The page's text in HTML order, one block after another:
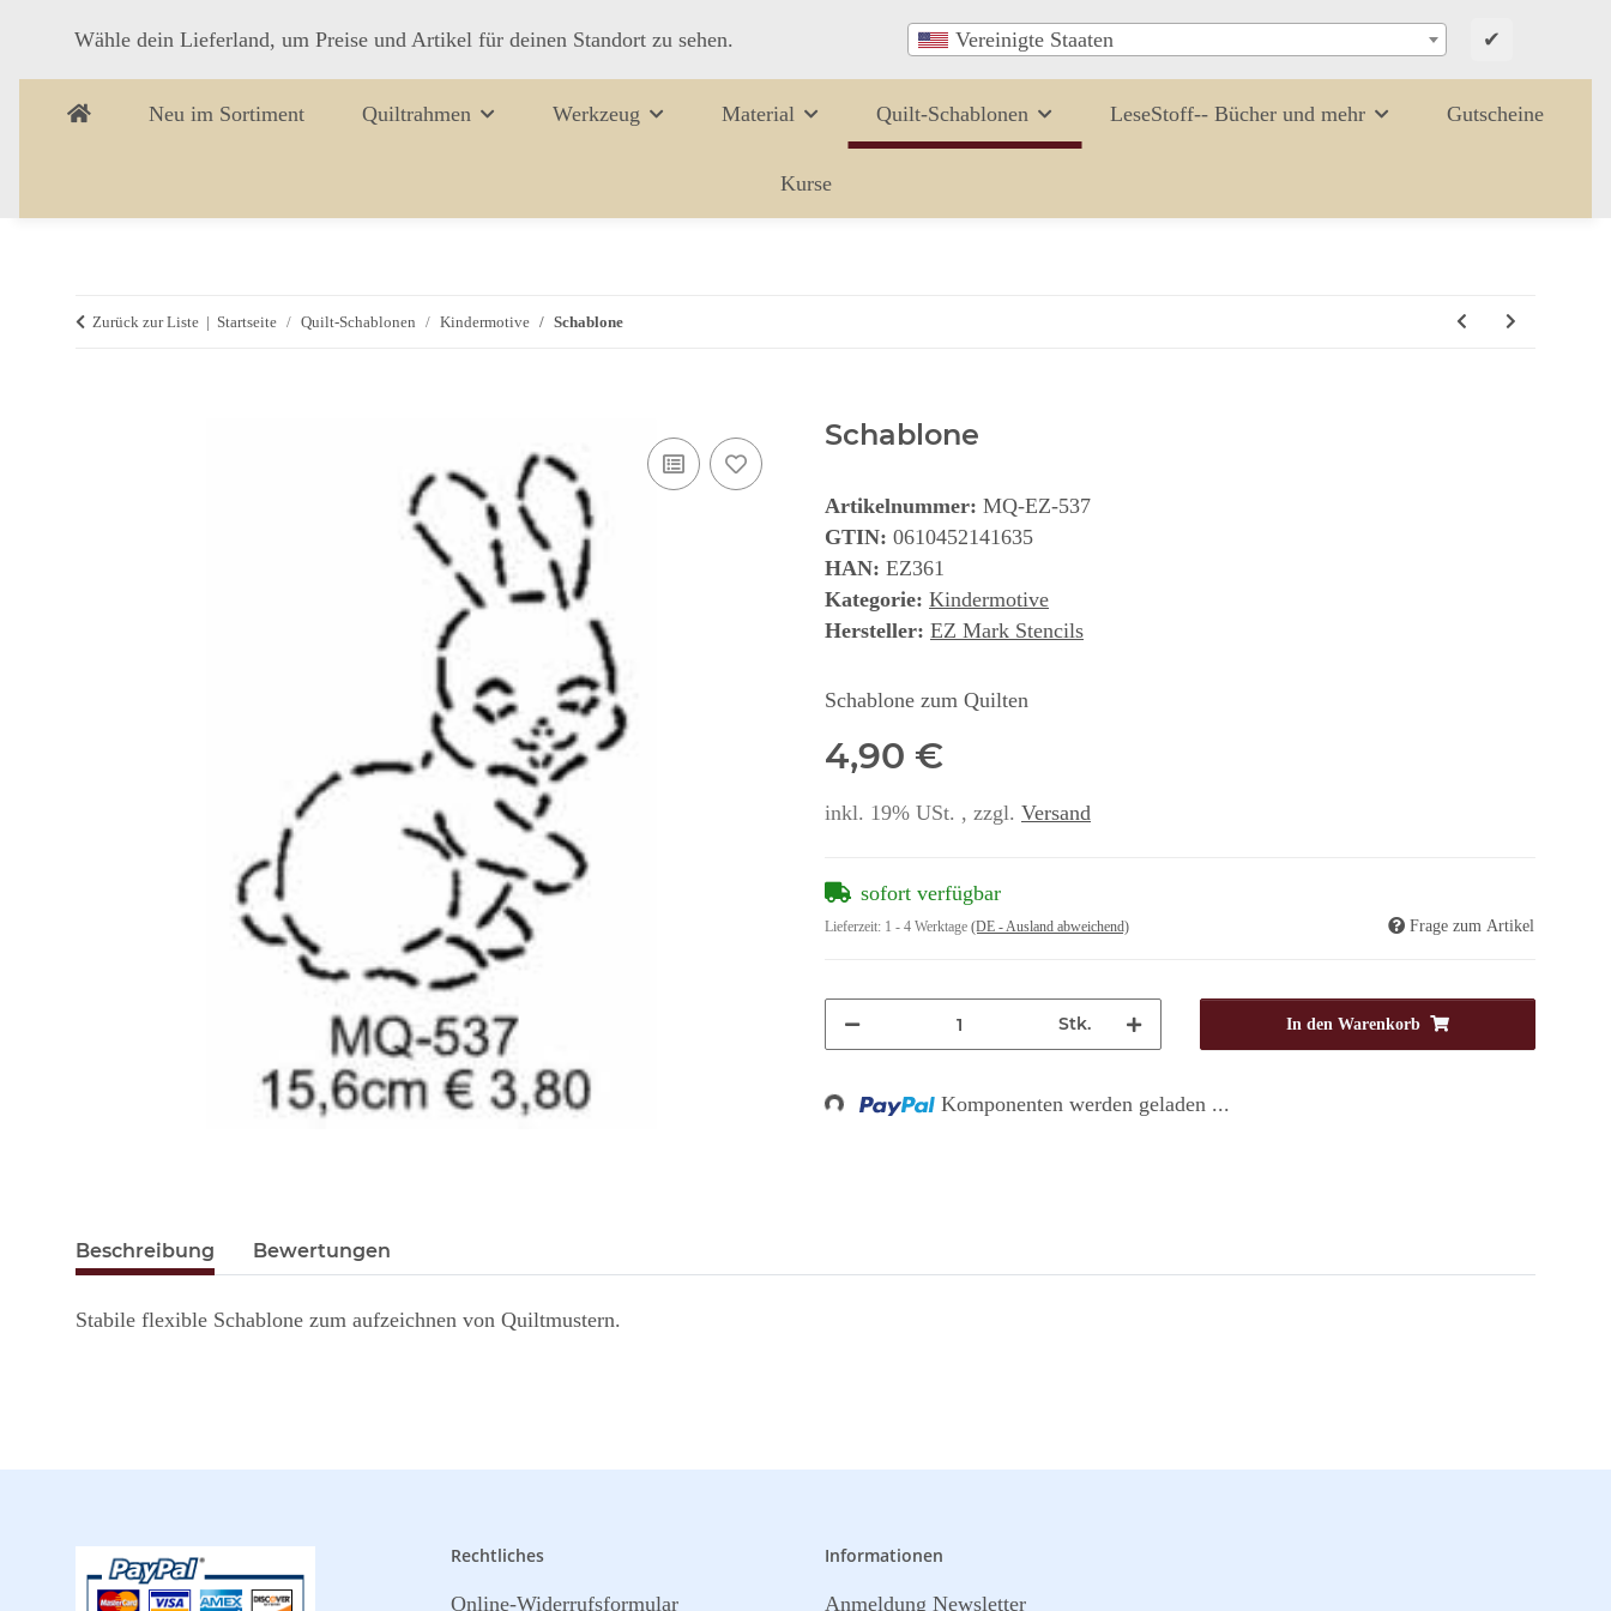
Wähle dein Lieferland, um Preise und Artikel für deinen Standort zu sehen. Vereinigte Staaten ✔
Neu im Sortiment Quiltrahmen Werkzeug Material Quilt-Schablonen LeseStoff-- Bücher und mehr Gutscheine
Kurse
Zurück zur Liste Startseite Quilt-Schablonen Kindermotive Schablone
Schablone
Artikelnummer: MQ-EZ-537
GTIN: 0610452141635
HAN: EZ361
Kategorie: Kindermotive
Hersteller: EZ Mark Stencils
Schablone zum Quilten
4,90 €
inkl. 19% USt. , zzgl. Versand
sofort verfügbar
Lieferzeit: 1 - 4 Werktage (DE - Ausland abweichend) Frage zum Artikel
Stk. In den Warenkorb
Loading... Komponenten werden geladen ...
Beschreibung Bewertungen
Stabile flexible Schablone zum aufzeichnen von Quiltmustern.
Rechtliches
Online-Widerrufsformular
Informationen
Anmeldung Newsletter